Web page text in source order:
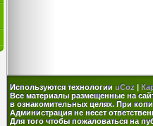
Используются технологии uCoz |
Все материалы размещенные на
в ознакомительных целях. При
Администрация не несет
Для того чтобы пожаловаться на